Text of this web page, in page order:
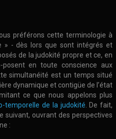
préférons cette terminologie à
» - dès lors que sont intégrés et
de la judokité propre et ce, en
posent en toute conscience aux
simultanéité est un temps situé
dynamique et contigüe de l’état
ce que nous appelons plus
temporelle de la judokité . De fait,
suivant, ouvrant des perspectives
: